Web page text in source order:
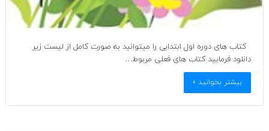
کتاب های دوره اول ابتدایی را میتوانید به صورت کامل از لیست زیر
دانلود فرمایید کتاب های فعلی مربوط…
بیشتر بخوانید »